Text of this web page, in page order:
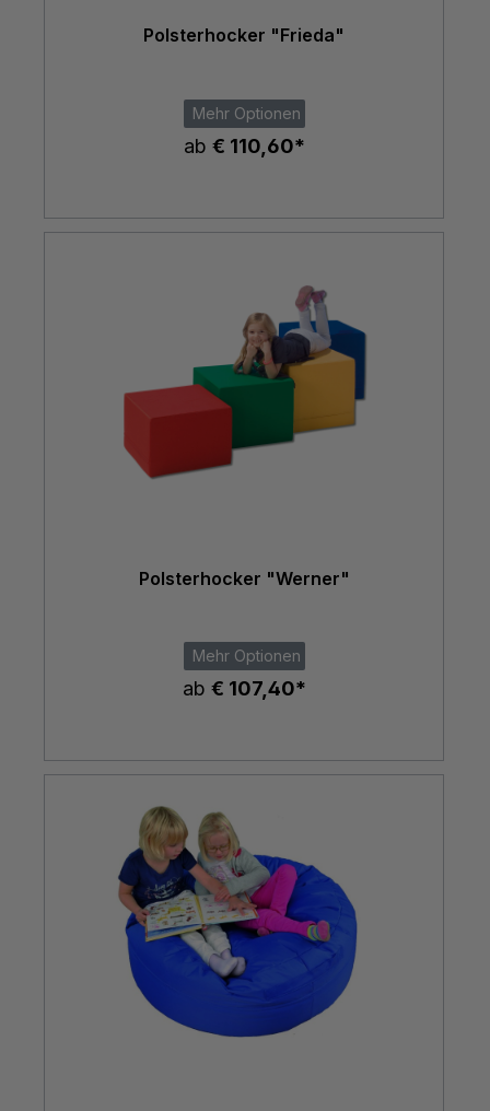
Polsterhocker "Frieda"
Mehr Optionen
ab € 110,60*
Polsterhocker "Werner"
Mehr Optionen
ab € 107,40*